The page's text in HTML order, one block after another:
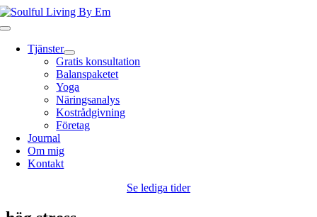
Fortsätt
till
Toggle
NavigationTjänster
Gratis konsultation
Balanspaketet
Yoga
Näringsanalys
Kostrådgivning
Företag
Journal
Om mig
Kontakt
Se lediga tider